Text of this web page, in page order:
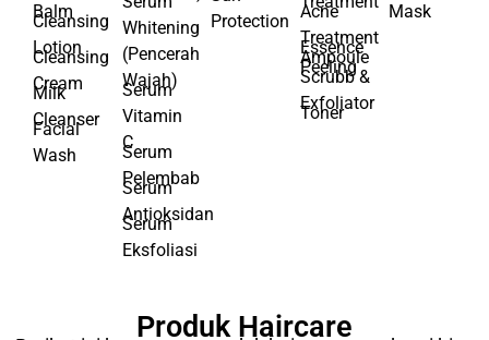
Oil
Cleansing
Balm
Cleansing
Lotion
Cleansing
Cream
Milk
Cleanser
Facial
(Penuaan)
Serum
Whitening
(Pencerah
Wajah)
Serum
Vitamin
C
Serum
Pelembab
Serum
Antioksidan
Serum
Mist
Sun
Soothing
Treatment
Acne
Treatment
Essence
Ampoule
Peeling
Scrubb &
Mask
Eye